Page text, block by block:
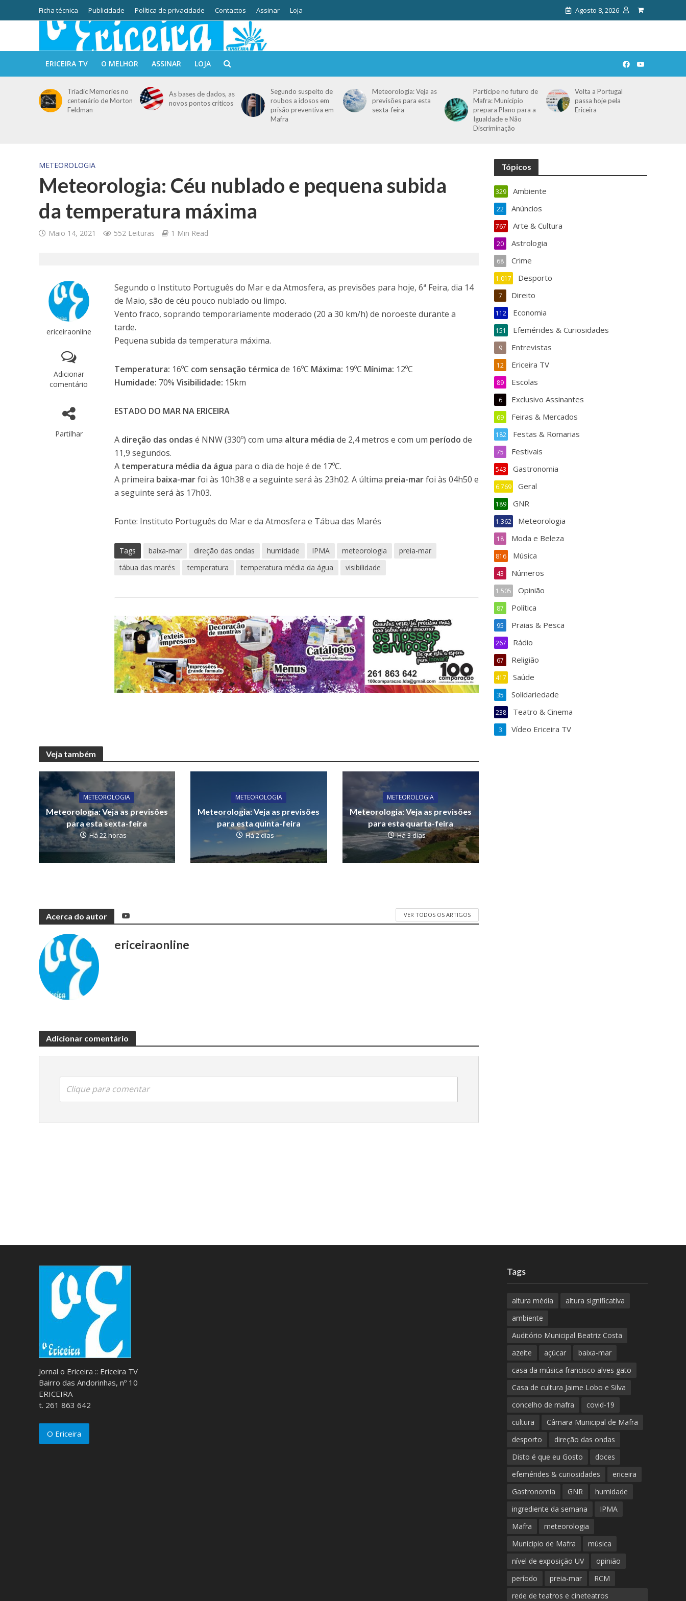
Ficha técnica Publicidade Política de privacidade Contactos Assinar Loja Agosto 8, 2026
ERICEIRA TV O MELHOR ASSINAR LOJA
Triadic Memories no
centenário de Morton
Feldman
As bases de dados, as
novos pontos críticos
Segundo suspeito de
roubos a idosos em
prisão preventiva em
Mafra
Meteorologia: Veja as
previsões para esta
sexta-feira
Participe no futuro de
Mafra: Município
prepara Plano para a
Igualdade e Não
Discriminação
Volta a Portugal
passa hoje pela
Ericeira
METEOROLOGIA
Meteorologia: Céu nublado e pequena subida
da temperatura máxima
Maio 14, 2021 552 Leituras 1 Min Read
ericeiraonline
Adicionar
comentário
Partilhar
Segundo o Instituto Português do Mar e da Atmosfera, as previsões para hoje, 6ª Feira, dia 14
de Maio, são de céu pouco nublado ou limpo.
Vento fraco, soprando temporariamente moderado (20 a 30 km/h) de noroeste durante a
tarde.
Pequena subida da temperatura máxima.
Temperatura: 16ºC com sensação térmica de 16ºC Máxima: 19ºC Mínima: 12ºC
Humidade: 70%Visibilidade: 15km
ESTADO DO MAR NA ERICEIRA
A direção das ondas é NNW (330º) com uma altura média de 2,4 metros e com um períodode
11,9 segundos.
A temperatura média da água para o dia de hoje é de 17ºC.
A primeira baixa-marfoi às 10h38 e a seguinte será às 23h02. A última preia-marfoi às 04h50 e
a seguinte será às 17h03.
Fonte: Instituto Português do Mar e da Atmosfera e Tábua das Marés
Tags baixa-mar direção das ondas humidade IPMA meteorologia
preia-mar
tábua das marés
temperatura temperatura média da água visibilidade
Veja também
METEOROLOGIA
Meteorologia: Veja as previsões
para esta sexta-feira
Há 22 horas
METEOROLOGIA
Meteorologia: Veja as previsões
para esta quinta-feira
Há 2 dias
METEOROLOGIA
Meteorologia: Veja as previsões
para esta quarta-feira
Há 3 dias
Acerca do autor VER TODOS OS ARTIGOS
ericeiraonline
Adicionar comentário
Clique para comentar
Tópicos
Ambiente
329
Anúncios
22
Arte & Cultura
767
Astrologia
20
Crime
68
Desporto
1.017
Direito
7
Economia
112
Efemérides & Curiosidades
151
Entrevistas
9
Ericeira TV
12
Escolas
89
Exclusivo Assinantes
6
Feiras & Mercados
69
Festas & Romarias
182
Festivais
75
Gastronomia
543
Geral
6.769
GNR
189
Meteorologia
1.362
Moda e Beleza
18
Música
816
Números
43
Opinião
1.505
Política
87
Praias & Pesca
95
Rádio
267
Religião
67
Saúde
417
Solidariedade
35
Teatro & Cinema
238
Vídeo Ericeira TV
3
Jornal o Ericeira :: Ericeira TV
Bairro das Andorinhas, nº 10
ERICEIRA
t. 261 863 642
O Ericeira
Tags
altura média
altura significativa
ambiente
Auditório Municipal Beatriz Costa
azeite
açúcar
baixa-mar
casa da música francisco alves gato
Casa de cultura Jaime Lobo e Silva
concelho de mafra
covid-19
cultura
Câmara Municipal de Mafra
desporto
direção das ondas
Disto é que eu Gosto
doces
efemérides & curiosidades
ericeira
Gastronomia
GNR
humidade
ingrediente da semana
IPMA
Mafra
meteorologia
Município de Mafra
música
nível de exposição UV
opinião
período
preia-mar
RCM
rede de teatros e cineteatros